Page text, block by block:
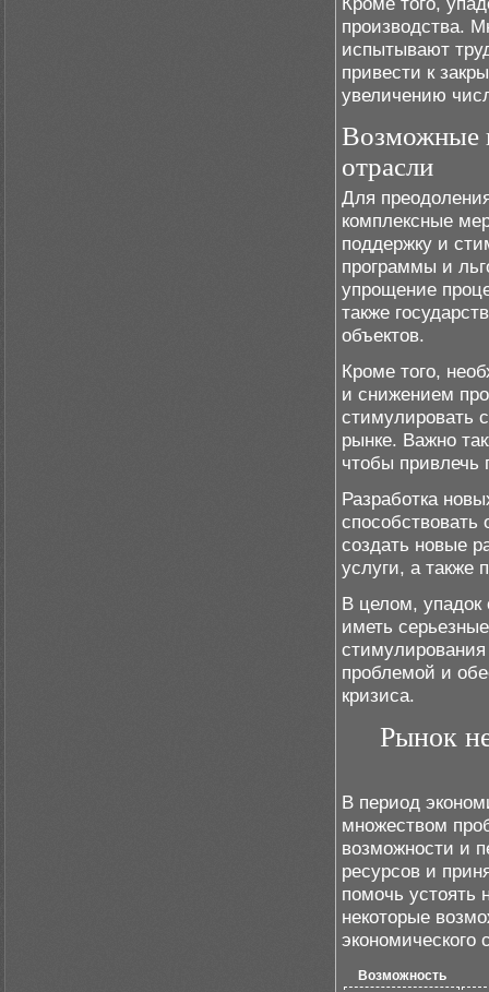
производства.
испытывают
привести к
увеличению
Возможные
отрасли
Для
комплексные
поддержку и
программы и
упрощение
также
объектов.
Кроме того,
и снижением
стимулировать
рынке. Важно
чтобы привлечь
Разработка
создать новые
услуги, а также
В целом, упадок
иметь
проблемой и
кризиса.
Рынок
В период
множеством
возможности и
ресурсов и
помочь устоять
некоторые
экономического
Возможность